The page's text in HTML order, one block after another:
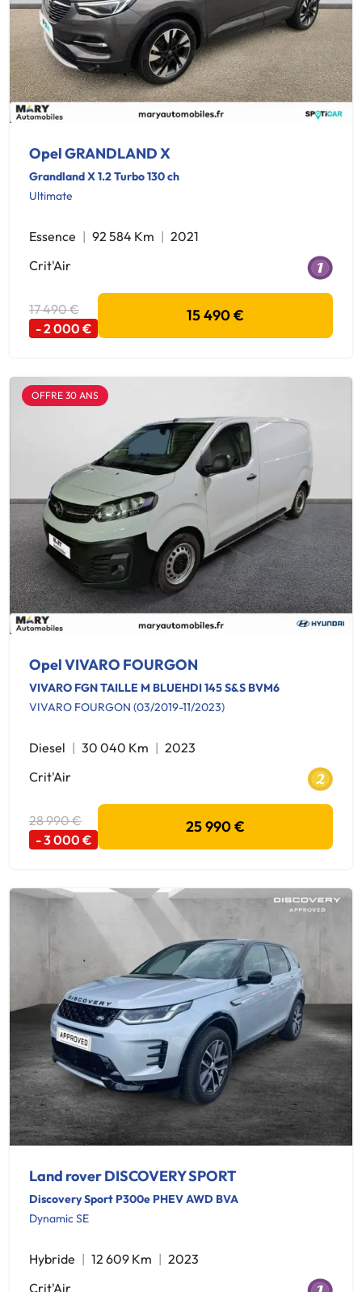
Opel GRANDLAND X
Grandland X 1.2 Turbo 130 ch
Ultimate
Essence 92 584 Km
2021
Crit'Air
17 490 €
- 2 000 €
15 490 €
OFFRE 30 ANS
Opel VIVARO FOURGON
VIVARO FGN TAILLE M BLUEHDI 145 S&S BVM6
VIVARO FOURGON (03/2019-11/2023)
Diesel 30 040 Km
2023
Crit'Air
28 990 €
- 3 000 €
25 990 €
Land rover DISCOVERY SPORT
Discovery Sport P300e PHEV AWD BVA
Dynamic SE
Hybride 12 609 Km
2023
Crit'Air